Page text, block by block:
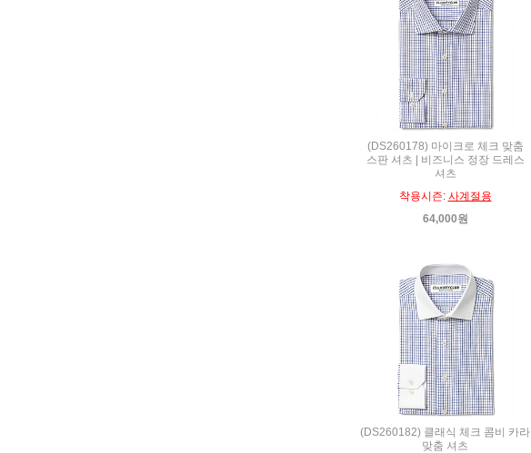
(DS260178) 마이크로 체크 맞춤
스판 셔츠 | 비즈니스 정장 드레스
셔츠
착용시즌: 사계절용
64,000원
(DS260182) 클래식 체크 콤비 카라
맞춤 셔츠